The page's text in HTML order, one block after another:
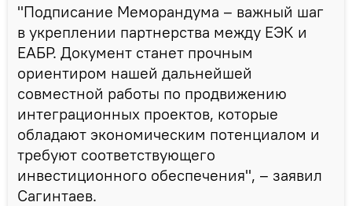
"Подписание Меморандума – важный шаг
в укреплении партнерства между ЕЭК и
ЕАБР. Документ станет прочным
ориентиром нашей дальнейшей
совместной работы по продвижению
интеграционных проектов, которые
обладают экономическим потенциалом и
требуют соответствующего
инвестиционного обеспечения", – заявил
Сагинтаев.